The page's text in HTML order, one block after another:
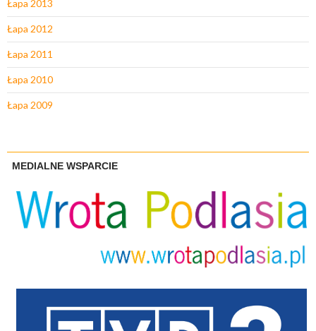
Łapa 2013
Łapa 2012
Łapa 2011
Łapa 2010
Łapa 2009
MEDIALNE WSPARCIE